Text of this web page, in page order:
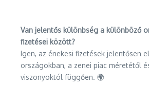
Van jelentős különbség a különböző
fizetései között?
Igen, az énekesi fizetések jelentősen
országokban, a zenei piac méretétől
viszonyoktól függően. 🌍